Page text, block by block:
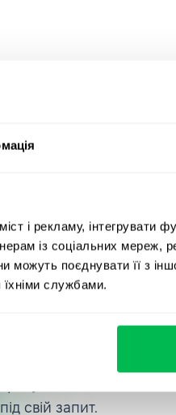
і рекламу, інтегрувати
із соціальних мереж,
поєднувати її з
службами.
Ознайомтеся з нашою
зрозуміти, як ви можете
під свій запит.